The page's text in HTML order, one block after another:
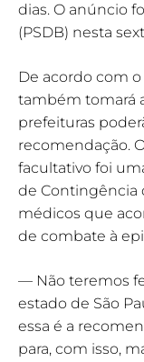
dias. O anúncio
(PSDB) nesta
De acordo com
também tomará
prefeituras
recomendação.
facultativo foi
de Contingência
médicos que
de combate à
— Não teremos
estado de São
essa é a
para, com isso,